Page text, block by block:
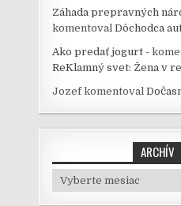
Záhada prepravných
komentovalDôchodca
Ako predať jogurt -
ReKlamný svet: Žena v
Jozefkomentoval
ARCHÍV
Archív